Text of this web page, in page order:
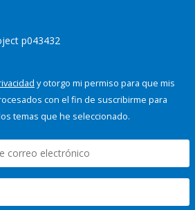
p043432
y otorgo mi permiso para que mis
con el fin de suscribirme para
temas que he seleccionado.